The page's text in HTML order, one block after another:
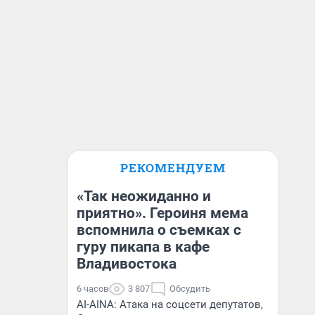
РЕКОМЕНДУЕМ
«Так неожиданно и
приятно». Героиня мема
вспомнила о съемках с
гуру пикапа в кафе
Владивостока
6 часов 3 807 Обсудить
AI-AINA: Атака на соцсети депутатов,